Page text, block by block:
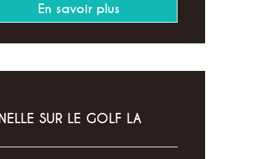
En savoir plus
SUR LE GOLF LA